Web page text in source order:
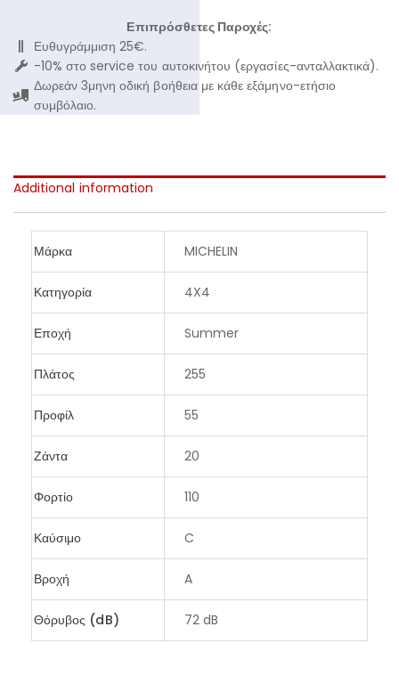
Επιπρόσθετες Παροχές:
Ευθυγράμμιση 25€.
-10% στο service του αυτοκινήτου (εργασίες-ανταλλακτικά).
Δωρεάν 3μηνη οδική βοήθεια με κάθε εξάμηνο-ετήσιο
συμβόλαιο.
Additional information
Μάρκα MICHELIN
Κατηγορία 4X4
Εποχή Summer
Πλάτος 255
Προφίλ 55
Ζάντα 20
Φορτίο 110
Καύσιμο C
Βροχή A
Θόρυβος (dB) 72 dB